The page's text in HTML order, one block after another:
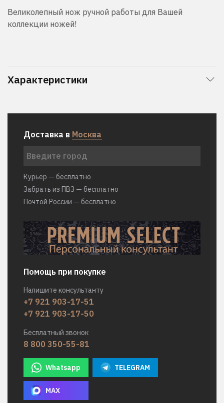
Великолепный нож ручной работы для Вашей
коллекции ножей!
Характеристики
Доставка в Москва
Курьер — бесплатно
Забрать из ПВЗ — бесплатно
Почтой России — бесплатно
Помощь при покупке
Напишите консультанту
+7 921 903-17-51
+7 921 903-17-50
Бесплатный звонок
8 800 350-55-81
Whatsapp TELEGRAM
MAX